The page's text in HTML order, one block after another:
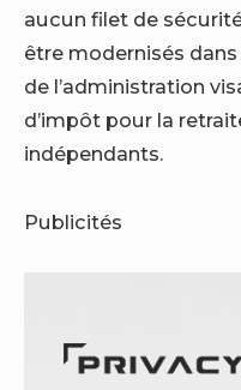
aucun filet de
être modernisés
de l’administration
d’impôt pour la
indépendants.
Publicités